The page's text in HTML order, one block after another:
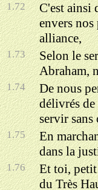
1.72
C'est ainsi
envers nos
alliance,
1.73
Selon le
Abraham,
1.74
De nous
délivrés de
servir sans
1.75
En
dans la
1.76
Et toi, petit
du Très